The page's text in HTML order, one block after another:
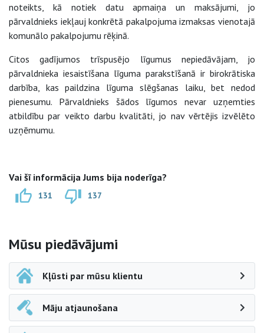
noteikts, kā notiek datu apmaiņa un maksājumi, jo
pārvaldnieks iekļauj konkrētā pakalpojuma izmaksas vienotajā
komunālo pakalpojumu rēķinā.
Citos gadījumos trīspusējo līgumus nepiedāvājam, jo
pārvaldnieka iesaistīšana līguma parakstīšanā ir birokrātiska
darbība, kas paildzina līguma slēgšanas laiku, bet nedod
pienesumu. Pārvaldnieks šādos līgumos nevar uzņemties
atbildību par veikto darbu kvalitāti, jo nav vērtējis izvēlēto
uzņēmumu.
Vai šī informācija Jums bija noderīga?
131 137
Sāna navigācija
Mūsu piedāvājumi
Kļūsti par mūsu klientu
Māju atjaunošana